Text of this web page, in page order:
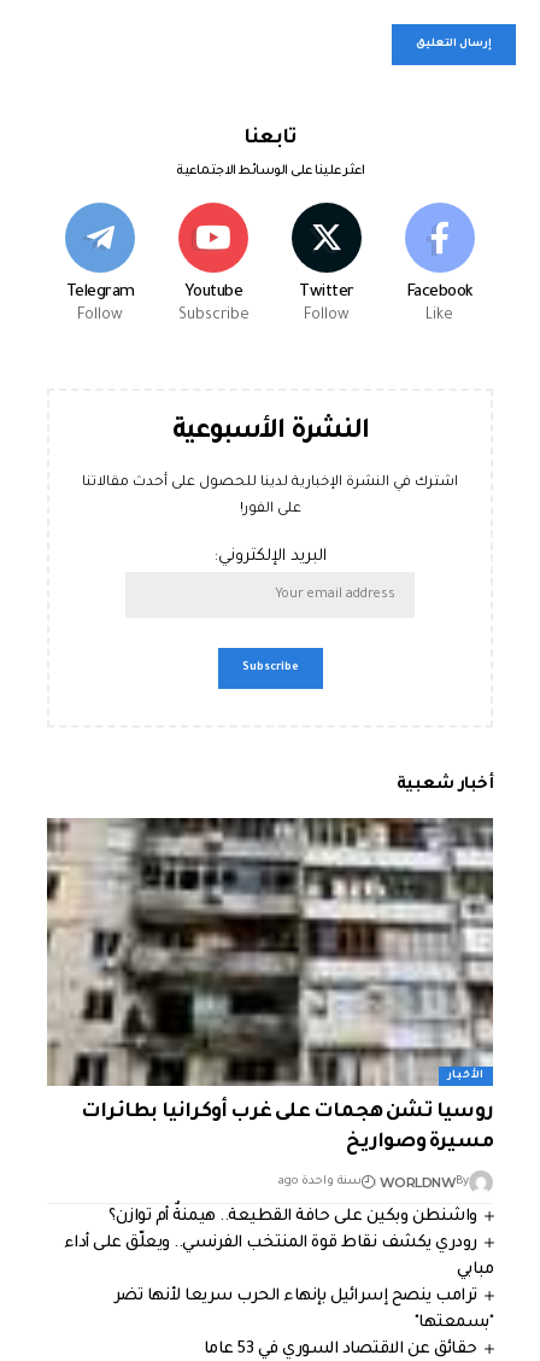
تابعنا
اعثر علينا على الوسائط الاجتماعية
Facebook
Like
Twitter
Follow
Youtube
Subscribe
Telegram
Follow
النشرة الأسبوعية
اشترك في النشرة الإخبارية لدينا للحصول على أحدث مقالاتنا
على الفور!
البريد الإلكتروني:
أخبار شعبية
الأخبار
روسيا تشن هجمات على غرب أوكرانيا بطائرات
مسيرة وصواريخ
By
WORLDNW سنة واحدة ago
واشنطن وبكين على حافة القطيعة.. هيمنةٌ أم توازن؟
رودري يكشف نقاط قوة المنتخب الفرنسي.. ويعلّق على أداء
مبابي
ترامب ينصح إسرائيل بإنهاء الحرب سريعا لأنها تضر
"بسمعتها"
حقائق عن الاقتصاد السوري في 53 عاما